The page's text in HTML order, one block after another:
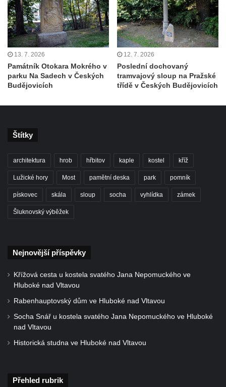
v Teplicích nad Metují
Hrob Waltera Hilleho na hřbitově ve Vlčí
Hoře
Kenotaf Oskara Ringelhana na hřbitově v
Benešově nad Ploučnicí
Kenotaf Augusta Michela na hřbitově v
Hrob Šumových na hřbitově v Benešově
Hrob Wendelina Janiche na hřbitově v
Benešově nad Ploučnicí
Hrob Christodoulona Panayiotise na
Pamětní desky obětem 1. světové války v
nad Ploučnicí
v Sokolově
Kenotaf Ericha Ullmanna na hřbitově
Hrob sovětských dětí na hřbitově Šumburk
13. 7. 2026
Památník Otokara Mokrého v
parku Na Sadech v Českých
Budějovicích
12. 7. 2026
Poslední dochovaný
tramvajový sloup na Pražské
třídě v Českých Budějovicích
Štítky
architektura hrob hřbitov kaple kostel kříž
Lužické hory Most pamětní deska park pomník
pískovec skála sloup socha vyhlídka zámek
Šluknovský výběžek
Nejnovější příspěvky
Křížová cesta u kostela svatého Jana Nepomuckého ve
Hluboké nad Vltavou
Rabenhauptovský dům ve Hluboké nad Vltavou
Socha Snář u kostela svatého Jana Nepomuckého ve Hluboké
nad Vltavou
Historická studna ve Hluboké nad Vltavou
Přehled rubrik